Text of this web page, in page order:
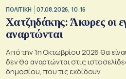
ΠΟΛΙΤΙΚΗ 07.08.2026, 10:16
Χατζηδάκης: Άκυρες οι
αναρτώνται
Από την 1η Οκτωβρίου 2026 θα
δεν θα αναρτώνται στις
δημοσίου, που τις εκδίδουν